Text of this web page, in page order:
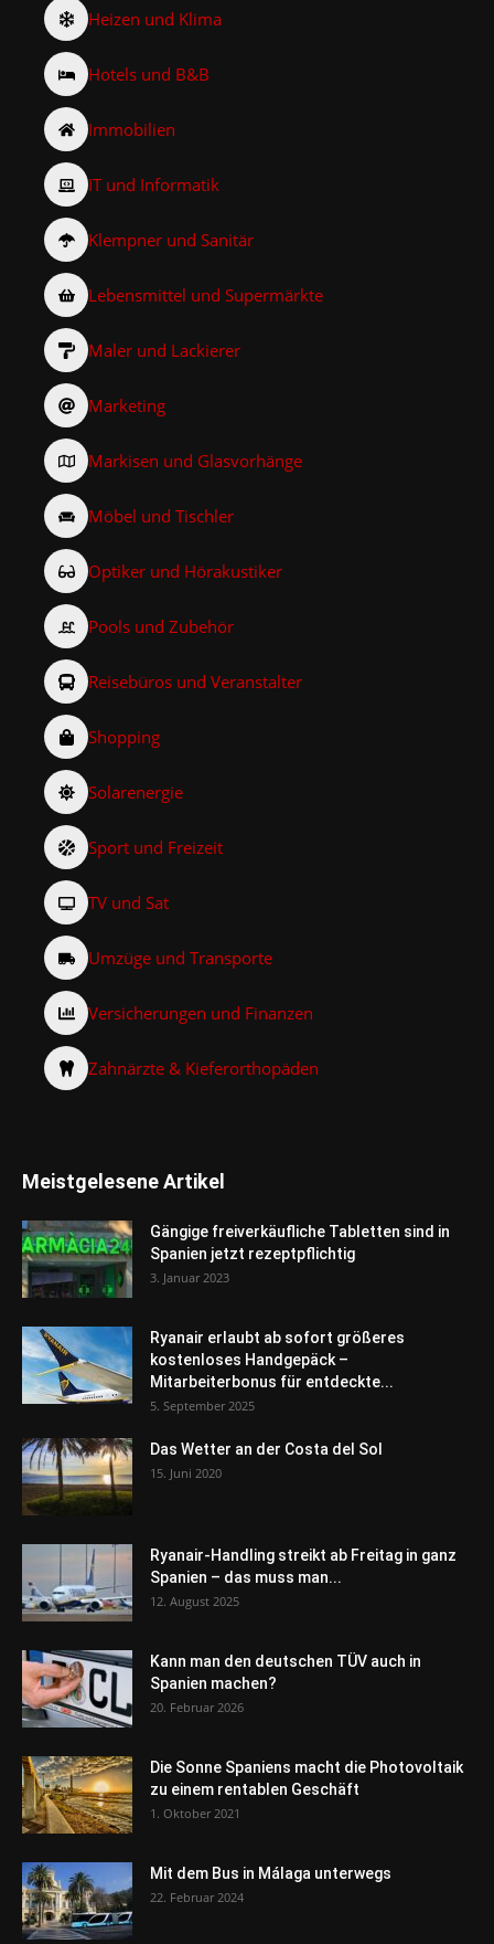
Heizen und Klima
Hotels und B&B
Immobilien
IT und Informatik
Klempner und Sanitär
Lebensmittel und Supermärkte
Maler und Lackierer
Marketing
Markisen und Glasvorhänge
Möbel und Tischler
Optiker und Hörakustiker
Pools und Zubehör
Reisebüros und Veranstalter
Shopping
Solarenergie
Sport und Freizeit
TV und Sat
Umzüge und Transporte
Versicherungen und Finanzen
Zahnärzte & Kieferorthopäden
Meistgelesene Artikel
Gängige freiverkäufliche Tabletten sind in
Spanien jetzt rezeptpflichtig
3. Januar 2023
Ryanair erlaubt ab sofort größeres
kostenloses Handgepäck –
Mitarbeiterbonus für entdeckte...
5. September 2025
Das Wetter an der Costa del Sol
15. Juni 2020
Ryanair-Handling streikt ab Freitag in ganz
Spanien – das muss man...
12. August 2025
Kann man den deutschen TÜV auch in
Spanien machen?
20. Februar 2026
Die Sonne Spaniens macht die Photovoltaik
zu einem rentablen Geschäft
1. Oktober 2021
Mit dem Bus in Málaga unterwegs
22. Februar 2024